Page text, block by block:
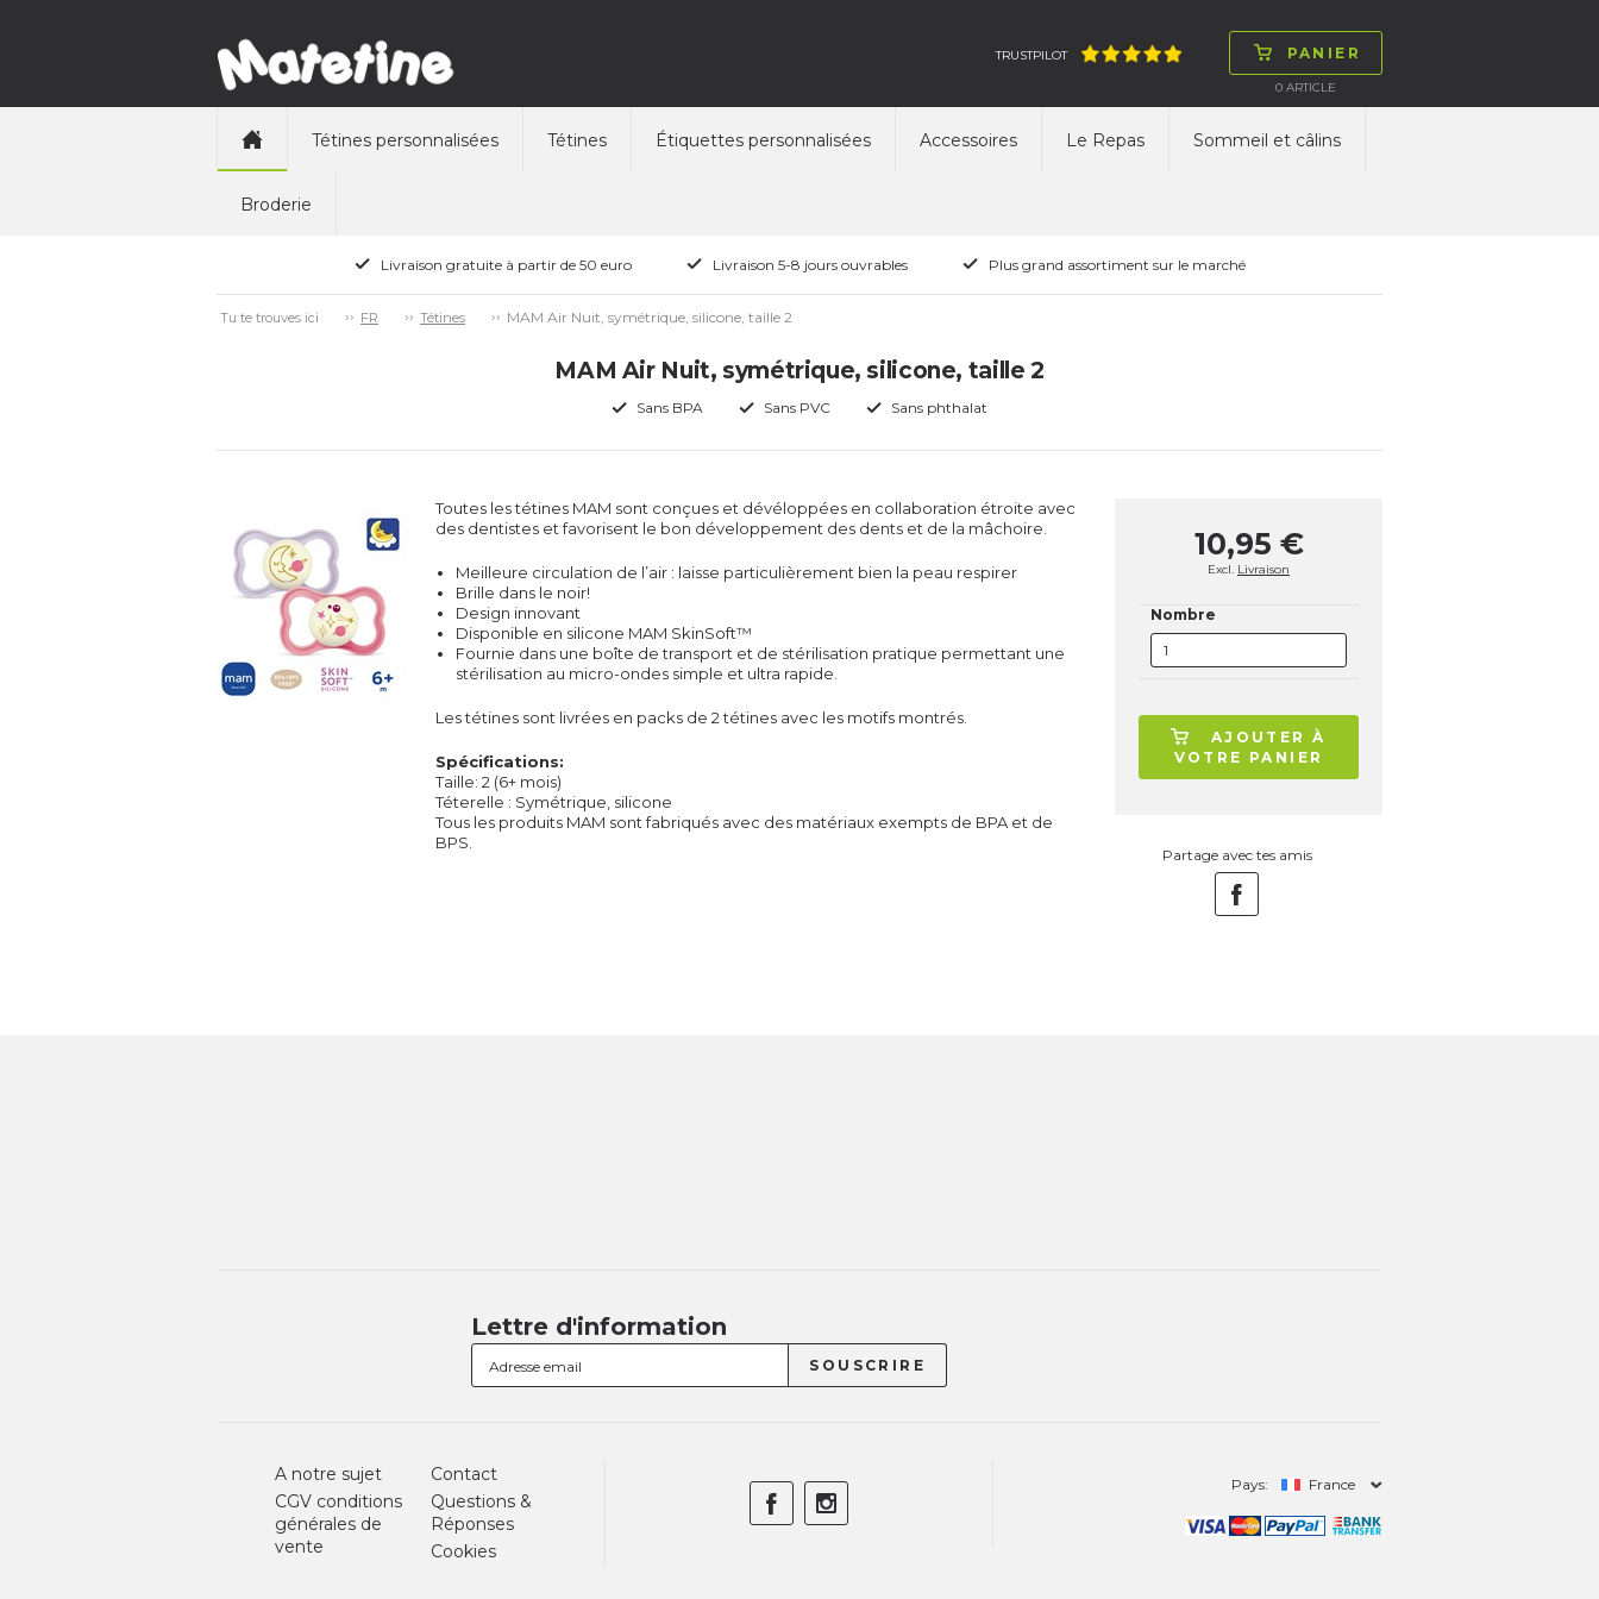
PANIER
0 ARTICLE
TRUSTPILOT
Tétines personnalisées Tétines Étiquettes personnalisées Accessoires Le Repas Sommeil et câlins
Broderie
Livraison gratuite à partir de 50 euro Livraison 5-8 jours ouvrables Plus grand assortiment sur le marché
Tu te trouves ici FR Tétines MAM Air Nuit, symétrique, silicone, taille 2
MAM Air Nuit, symétrique, silicone, taille 2
Sans BPA Sans PVC Sans phthalat
Toutes les tétines MAM sont conçues et dévéloppées en collaboration étroite avec
des dentistes et favorisent le bon développement des dents et de la mâchoire.
Meilleure circulation de l’air : laisse particulièrement bien la peau respirer
Brille dans le noir!
Design innovant
Disponible en silicone MAM SkinSoft™
Fournie dans une boîte de transport et de stérilisation pratique permettant une
stérilisation au micro-ondes simple et ultra rapide.
Les tétines sont livrées en packs de 2 tétines avec les motifs montrés.
Spécifications:
Taille: 2 (6+ mois)
Téterelle : Symétrique, silicone
Tous les produits MAM sont fabriqués avec des matériaux exempts de BPA et de
BPS.
10,95 €
Excl. Livraison
Nombre
AJOUTER À
VOTRE PANIER
Partage avec tes amis
Lettre d'information
A notre sujet
CGV conditions
générales de
vente
Contact
Questions &
Réponses
Cookies
Pays: France